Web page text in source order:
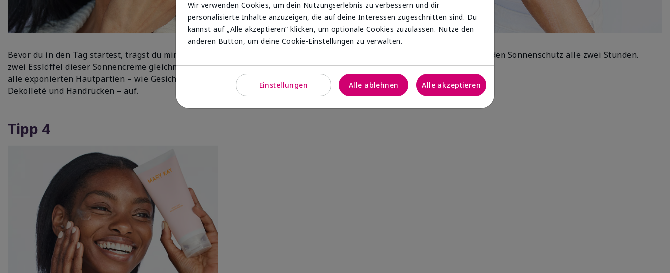
Bevor du in den Tag startest, trägst du mindestens
zwei Esslöffel dieser Sonnencreme gleichmäßig auf
alle exponierten Hautpartien – wie Gesicht, Hals,
Dekolleté und Handrücken – auf.
Trage den Sonnenschutz etwa 15 Minuten vor dem
Aufenthalt in der Sonne auf.
Erneuere den Sonnenschutz alle zwei Stunden.
Tipp 4
Wir verwenden Cookies, um dein Nutzungserlebnis zu verbessern und dir
personalisierte Inhalte anzuzeigen, die auf deine Interessen zugeschnitten sind. Du
kannst auf „Alle akzeptieren“ klicken, um optionale Cookies zuzulassen. Nutze den
anderen Button, um deine Cookie-Einstellungen zu verwalten.
Einstellungen Alle ablehnen Alle akzeptieren